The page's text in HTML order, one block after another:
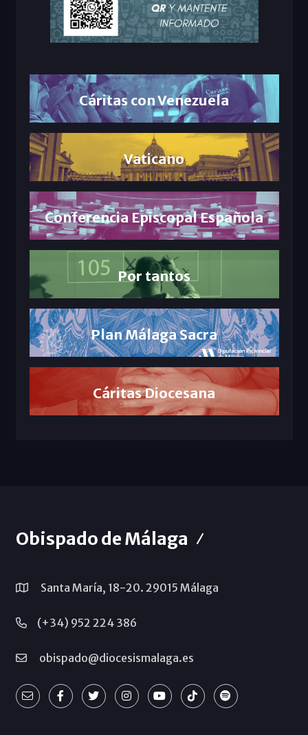
Cáritas con Venezuela
Vaticano
Conferencia Episcopal Española
Por tantos
Plan Málaga Sacra
Cáritas Diocesana
Obispado de Málaga
Santa María, 18-20. 29015 Málaga
(+34) 952 224 386
obispado@diocesismalaga.es